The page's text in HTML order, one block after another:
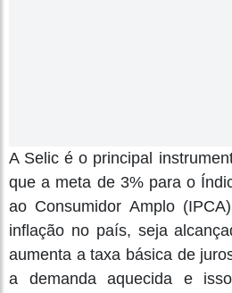
A Selic é o principal
que a meta de 3% para o
ao Consumidor Amplo
inflação no país, seja
aumenta a taxa básica de
a demanda aquecida e